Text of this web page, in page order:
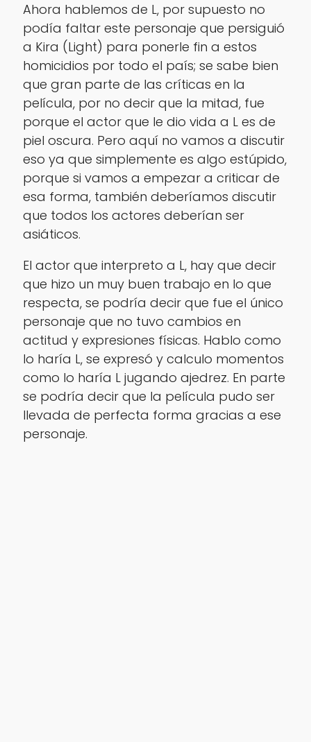
Ahora hablemos de L, por supuesto no
podía faltar este personaje que persiguió
a Kira (Light) para ponerle fin a estos
homicidios por todo el país; se sabe bien
que gran parte de las críticas en la
película, por no decir que la mitad, fue
porque el actor que le dio vida a L es de
piel oscura. Pero aquí no vamos a discutir
eso ya que simplemente es algo estúpido,
porque si vamos a empezar a criticar de
esa forma, también deberíamos discutir
que todos los actores deberían ser
asiáticos.
El actor que interpreto a L, hay que decir
que hizo un muy buen trabajo en lo que
respecta, se podría decir que fue el único
personaje que no tuvo cambios en
actitud y expresiones físicas. Hablo como
lo haría L, se expresó y calculo momentos
como lo haría L jugando ajedrez. En parte
se podría decir que la película pudo ser
llevada de perfecta forma gracias a ese
personaje.